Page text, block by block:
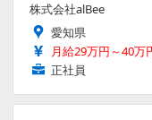
株式会社alBee
愛知県
月給29万円～40万
正社員